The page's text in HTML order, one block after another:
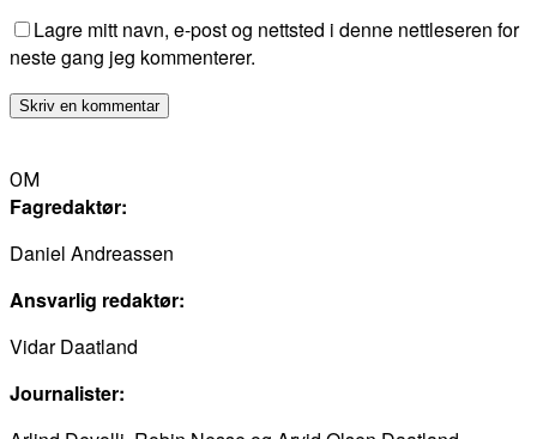
Lagre mitt navn, e-post og nettsted i denne nettleseren for
neste gang jeg kommenterer.
OM
Fagredaktør:
Daniel Andreassen
Ansvarlig redaktør:
Vidar Daatland
Journalister: